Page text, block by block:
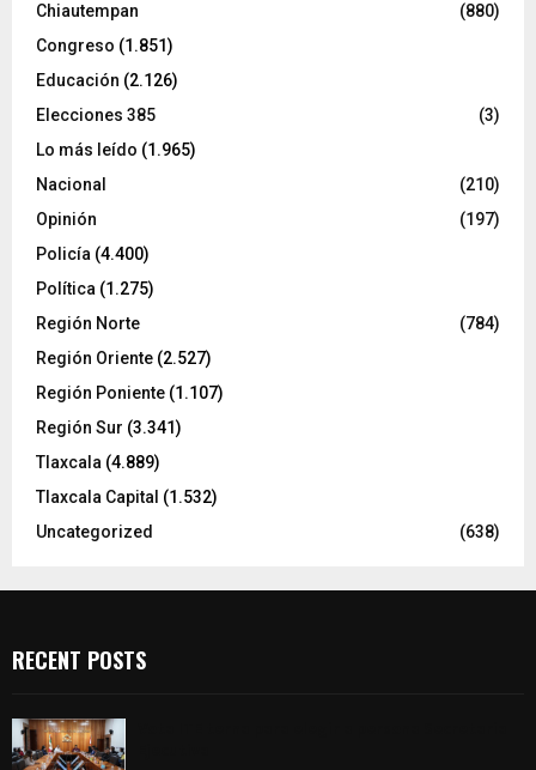
Chiautempan
(880)
Congreso (1.851)
Educación (2.126)
Elecciones 385
(3)
Lo más leído (1.965)
Nacional
(210)
Opinión
(197)
Policía (4.400)
Política (1.275)
Región Norte
(784)
Región Oriente (2.527)
Región Poniente (1.107)
Región Sur (3.341)
Tlaxcala (4.889)
Tlaxcala Capital (1.532)
Uncategorized
(638)
RECENT POSTS